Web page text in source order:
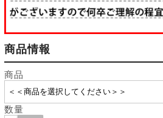
商品情報
商品
数量